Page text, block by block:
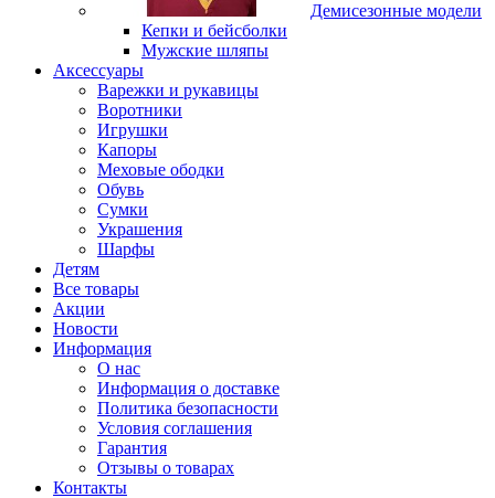
Демисезонные модели
Кепки и бейсболки
Мужские шляпы
Аксессуары
Варежки и рукавицы
Воротники
Игрушки
Капоры
Меховые ободки
Обувь
Сумки
Украшения
Шарфы
Детям
Все товары
Акции
Новости
Информация
О нас
Информация о доставке
Политика безопасности
Условия соглашения
Гарантия
Отзывы о товарах
Контакты